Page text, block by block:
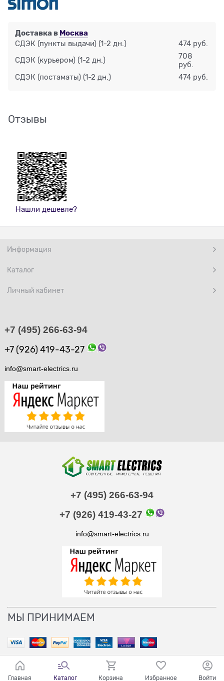
Доставка в Москва
СДЭК (пункты выдачи) (1-2 дн.) 474 руб.
СДЭК (курьером) (1-2 дн.)
708
руб.
СДЭК (постаматы) (1-2 дн.) 474 руб.
Отзывы
Нашли дешевле?
Информация
Каталог
Личный кабинет
+7 (495) 266-63-94
+7 (926) 419-43-27
info@smart-electrics.ru
+7 (495) 266-63-94
+7 (926) 419-43-27
info@smart-electrics.ru
МЫ ПРИНИМАЕМ
Главная Каталог Корзина Избранное Войти